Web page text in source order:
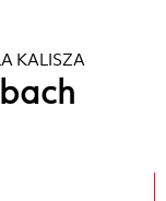
KALISZA